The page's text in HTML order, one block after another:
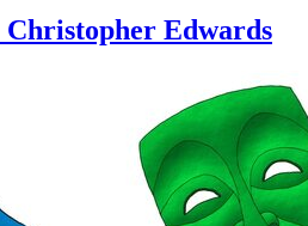
Edwards